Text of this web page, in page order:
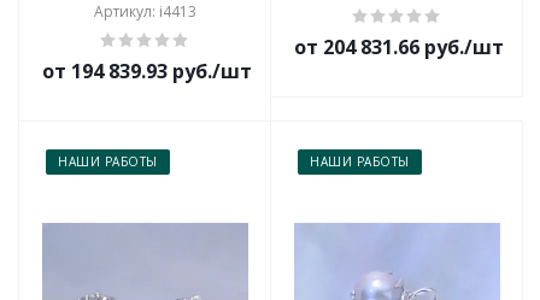
Артикул: i4413
от 194 839.93 руб./шт
от 204 831.66 руб./шт
НАШИ РАБОТЫ НАШИ РАБОТЫ